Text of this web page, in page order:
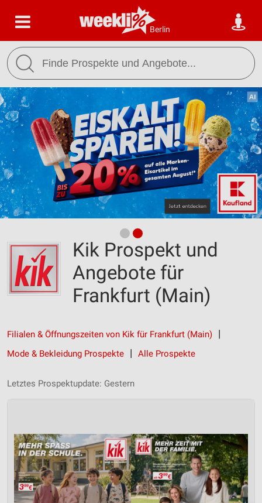
Berlin
Kik Prospekt und
Angebote für
Frankfurt (Main)
Filialen & Öffnungszeiten von Kik für Frankfurt (Main)
Mode & Bekleidung Prospekte
Alle Prospekte
Letztes Prospektupdate: Gestern